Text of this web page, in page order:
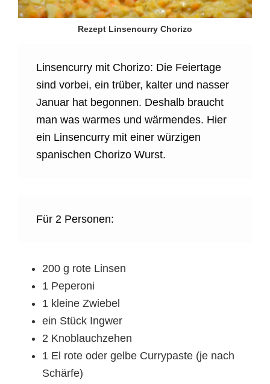
Rezept Linsencurry Chorizo
Linsencurry mit Chorizo: Die Feiertage
sind vorbei, ein trüber, kalter und nasser
Januar hat begonnen. Deshalb braucht
man was warmes und wärmendes. Hier
ein Linsencurry mit einer würzigen
spanischen Chorizo Wurst.
Für 2 Personen:
200 g rote Linsen
1 Peperoni
1 kleine Zwiebel
ein Stück Ingwer
2 Knoblauchzehen
1 El rote oder gelbe Currypaste (je nach
Schärfe)